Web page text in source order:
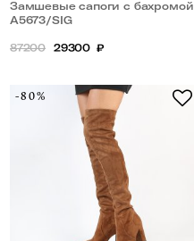
Замшевые сапоги с бахромой
A5673/SIG
87200 29300 ₽
-80%